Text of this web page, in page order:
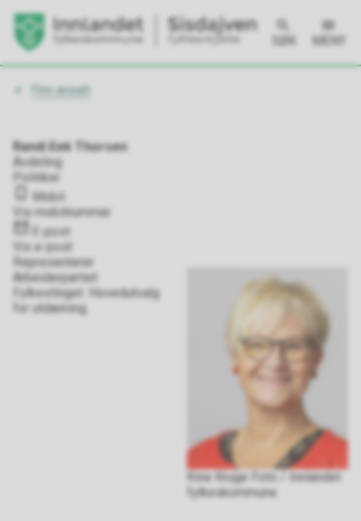
SØK MENY
Du
Finn ansatt
Randi Eek Thorsen
Avdeling
Politiker
Mobil
Vis mobilnummer
E-post
Vis e-post
Kine Kruge Foto / Innlandet
fylkeskommune
Representerer
Arbeiderpartiet.
Fylkestinget. Hovedutvalg
for utdanning.